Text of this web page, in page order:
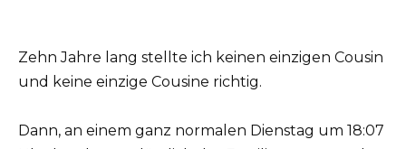
Zehn Jahre lang stellte ich keinen einzigen Cousin
und keine einzige Cousine richtig.
Dann, an einem ganz normalen Dienstag um 18:07